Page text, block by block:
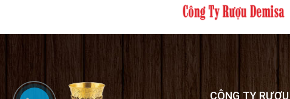
CÔNG TY